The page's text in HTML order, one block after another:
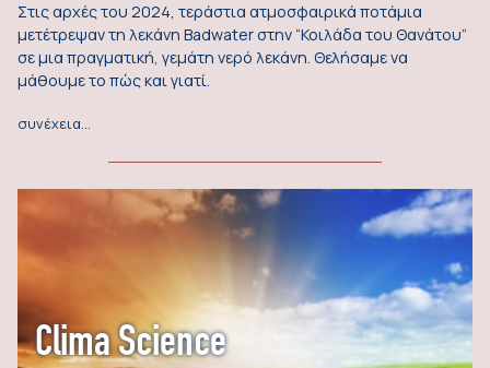
Στις αρχές του 2024, τεράστια ατμοσφαιρικά ποτάμια
μετέτρεψαν τη λεκάνη Badwater στην “Κοιλάδα του Θανάτου”
σε μια πραγματική, γεμάτη νερό λεκάνη. Θελήσαμε να
μάθουμε το πώς και γιατί.
συνέχεια…
Clima Science